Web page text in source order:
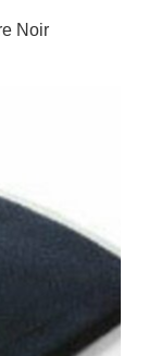
Noir